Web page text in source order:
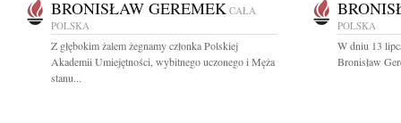
BRONISŁAW GEREMEK CAŁA
POLSKA
Z głębokim żalem żegnamy członka Polskiej
Akademii Umiejętności, wybitnego uczonego i Męża
stanu...
POLSKA
W dniu 13
Bronisław